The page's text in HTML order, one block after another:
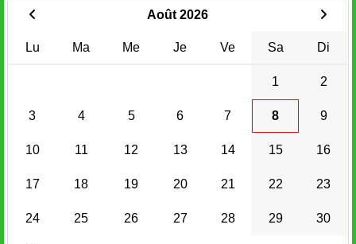
Août 2026
Lu Ma Me Je Ve Sa Di
1 2
3 4 5 6 7 8 9
10 11 12 13 14 15 16
17 18 19 20 21 22 23
24 25 26 27 28 29 30